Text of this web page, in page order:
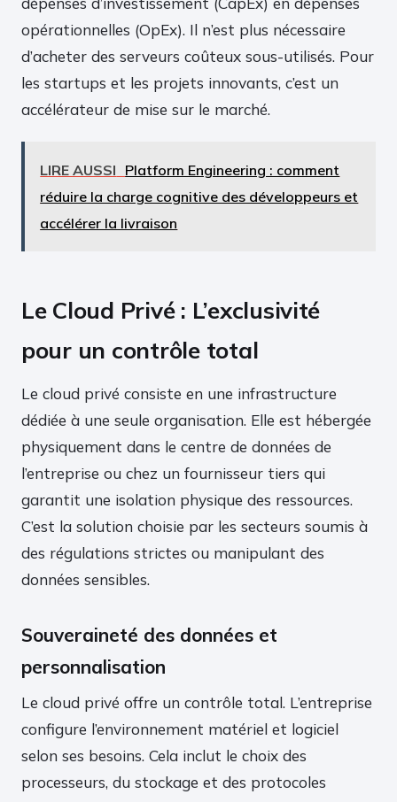
opérationnelles (OpEx). Il n’est plus nécessaire
d’acheter des serveurs coûteux sous-utilisés. Pour
les startups et les projets innovants, c’est un
accélérateur de mise sur le marché.
LIRE AUSSI Platform Engineering : comment
réduire la charge cognitive des développeurs et
accélérer la livraison
Le Cloud Privé : L’exclusivité
pour un contrôle total
Le cloud privé consiste en une infrastructure
dédiée à une seule organisation. Elle est hébergée
physiquement dans le centre de données de
l’entreprise ou chez un fournisseur tiers qui
garantit une isolation physique des ressources.
C’est la solution choisie par les secteurs soumis à
des régulations strictes ou manipulant des
données sensibles.
Souveraineté des données et
personnalisation
Le cloud privé offre un contrôle total. L’entreprise
configure l’environnement matériel et logiciel
selon ses besoins. Cela inclut le choix des
processeurs, du stockage et des protocoles